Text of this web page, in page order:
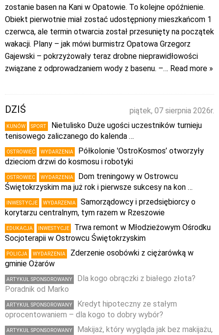
zostanie basen na Kani w Opatowie. To kolejne opóźnienie.
Obiekt pierwotnie miał zostać udostępniony mieszkańcom 1
czerwca, ale termin otwarcia został przesunięty na początek
wakacji. Plany – jak mówi burmistrz Opatowa Grzegorz
Gajewski – pokrzyżowały teraz drobne nieprawidłowości
związane z odprowadzaniem wody z basenu. –… Read more »
piątek, 07 sierpnia 2026r.
DZIŚ
KUNÓW SPORT
Nietulisko Duże ugości uczestników turnieju
tenisowego zaliczanego do kalenda …
OSTROWIEC WYDARZENIA
Półkolonie 'OstroKosmos’ otworzyły
dzieciom drzwi do kosmosu i robotyki
OSTROWIEC WYDARZENIA
Dom treningowy w Ostrowcu
Świętokrzyskim ma już rok i pierwsze sukcesy na kon …
INWESTYCJE WYDARZENIA
Samorządowcy i przedsiębiorcy o
korytarzu centralnym, tym razem w Rzeszowie
EDUKACJA INWESTYCJE
Trwa remont w Młodzieżowym Ośrodku
Socjoterapii w Ostrowcu Świętokrzyskim
POLICJA WYDARZENIA
Zderzenie osobówki z ciężarówką w
gminie Ożarów
ARTYKUŁ SPONSOROWANY
Dla kogo obrączki z białego złota?
Poradnik od Marko
ARTYKUŁ SPONSOROWANY
Kredyt hipoteczny ze stałym
oprocentowaniem – dla kogo to dobry wybór?
ARTYKUŁ SPONSOROWANY
Makijaż, który wygląda jak bez makijażu,